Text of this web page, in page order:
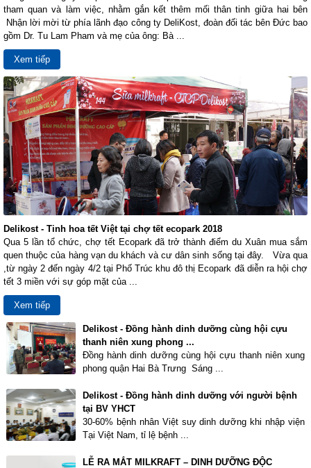
tham quan và làm việc, nhằm gắn kết thêm mối thân tinh giữa hai bên
Nhận lời mời từ phía lãnh đạo công ty DeliKost, đoàn đối tác bên Đức bao
gồm Dr. Tu Lam Pham và mẹ của ông: Bà ...
Xem tiếp
Delikost - Tinh hoa tết Việt tại chợ tết ecopark 2018
Qua 5 lần tổ chức, chợ tết Ecopark đã trở thành điểm du Xuân mua sắm
quen thuộc của hàng vạn du khách và cư dân sinh sống tại đây. Vừa qua
,từ ngày 2 đến ngày 4/2 tại Phố Trúc khu đô thị Ecopark đã diễn ra hội chợ
tết 3 miền với sự góp mặt của ...
Xem tiếp
Delikost - Đồng hành dinh dưỡng cùng hội cựu
thanh niên xung phong ...
Đồng hành dinh dưỡng cùng hội cựu thanh niên xung
phong quận Hai Bà Trưng Sáng ...
Delikost - Đồng hành dinh dưỡng với người bệnh
tại BV YHCT
30-60% bệnh nhân Việt suy dinh dưỡng khi nhập viện
Tại Việt Nam, tỉ lệ bệnh ...
LỄ RA MẮT MILKRAFT – DINH DƯỠNG ĐỘC